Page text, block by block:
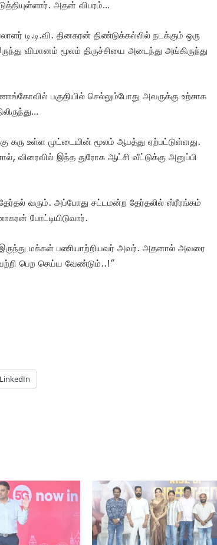
அதன் விபரம்…
டி.டி.வி. தினகரன் திண்டுக்கல்லில் நடக்கும் ஒரு
விமானம் மூலம் திருச்சியை அடைந்து அங்கிருந்து
பகுதியில் செல்லும்போது அவருக்கு உற்சாக
கரு உள்ள முட்டையின் மூலம் ஆபத்து ஏற்பட்டுள்ளது.
விரைவில் இந்த துரோக ஆட்சி வீட்டுக்கு அனுப்பி
வரும். அப்போது சட்டமன்ற தேர்தலில் ஸ்ரீரங்கம்
போட்டியிடுவார்.
மக்கள் பணியாற்றியவர் அவர். அதனால் அவரை
பெற செய்ய வேண்டும்..!”
LinkedIn